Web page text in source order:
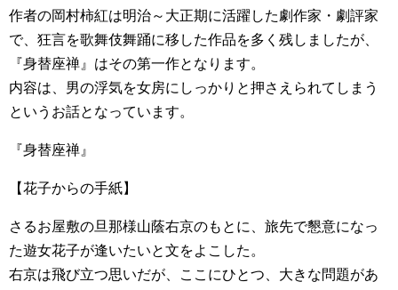
作者の岡村柿紅は明治～大正期に活躍した劇作家・劇評家
で、狂言を歌舞伎舞踊に移した作品を多く残しましたが、
『身替座禅』はその第一作となります。
内容は、男の浮気を女房にしっかりと押さえられてしまう
というお話となっています。
『身替座禅』
【花子からの手紙】
さるお屋敷の旦那様山蔭右京のもとに、旅先で懇意になっ
た遊女花子が逢いたいと文をよこした。
右京は飛び立つ思いだが、ここにひとつ、大きな問題があ